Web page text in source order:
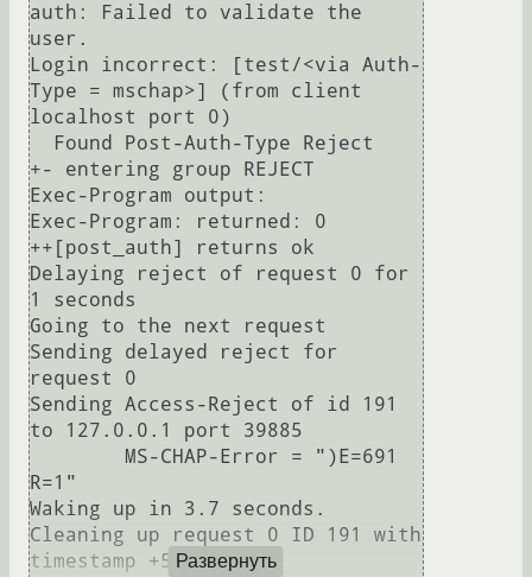
auth: Failed to validate the
user.
Login incorrect: [test/<via Auth-
Type = mschap>] (from client
localhost port 0)
+- entering group REJECT
Exec-Program output:
Exec-Program: returned: 0
++[post_auth] returns ok
Delaying reject of request 0 for
1 seconds
Going to the next request
Sending delayed reject for
request 0
Sending Access-Reject of id 191
to 127.0.0.1 port 39885
R=1"
Waking up in 3.7 seconds.
Cleaning up request 0 ID 191 with
timestamp +5 Развернуть